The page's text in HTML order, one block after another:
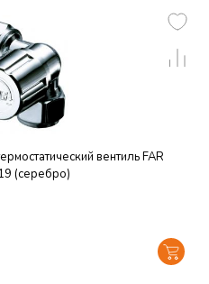
вентиль FAR
(серебро)